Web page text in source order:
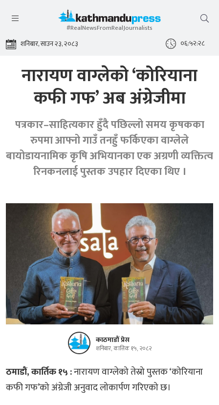
#RealNewsFromRealJournalists
शनिबार, साउन २३, २०८३ ०६:५२:२८
नारायण वाग्लेको ‘कोरियाना
कफी गफ’ अब अंग्रेजीमा
पत्रकार–साहित्यकार हुँदै पछिल्लो समय कृषकका
रुपमा आफ्नो गाउँ तनहुँ फर्किएका वाग्लेले
बायोडायनामिक कृषि अभियानका एक अग्रणी व्यक्तित्व
रिनकनलाई पुस्तक उपहार दिएका थिए ।
काठमाडौं प्रेस
शनिबार, कात्तिक १५, २०८२
ठमाडौं, कार्तिक १५ :नारायण वाग्लेको तेस्रो पुस्तक ‘कोरियाना
कफी गफ’को अंग्रेजी अनुवाद लोकार्पण गरिएको छ।